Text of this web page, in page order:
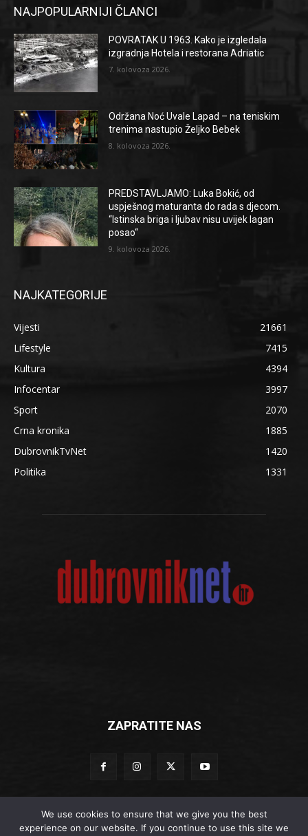
NAJPOPULARNIJI ČLANCI
POVRATAK U 1963. Kako je izgledala
izgradnja Hotela i restorana Adriatic
7. kolovoza 2026.
Održana Noć Uvale Lapad – na teniskim
trenima nastupio Željko Bebek
8. kolovoza 2026.
PREDSTAVLJAMO: Luka Bokić, od
uspješnog maturanta do rada s djecom.
“Istinska briga i ljubav nisu uvijek lagan
posao“
9. kolovoza 2026.
NAJKATEGORIJE
Vijesti
21661
Lifestyle
7415
Kultura
4394
Infocentar
3997
Sport
2070
Crna kronika
1885
DubrovnikTvNet
1420
Politika
1331
ZAPRATITE NAS
© Dubrovniknet.hr 2019
We use cookies to ensure that we give you the best
experience on our website. If you continue to use this site we